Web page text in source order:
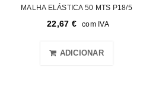
MALHA ELÁSTICA 50 MTS P18/5
22,67 € com IVA
ADICIONAR